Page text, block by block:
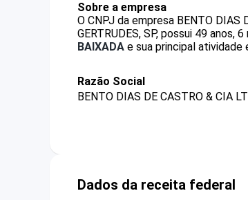
Sobre a empresa
O CNPJ da empresa BENTO DIAS
GERTRUDES, SP, possui 49
BAIXADA e sua principal atividade
Razão Social
BENTO DIAS DE CASTRO & CIA
Dados da receita federal